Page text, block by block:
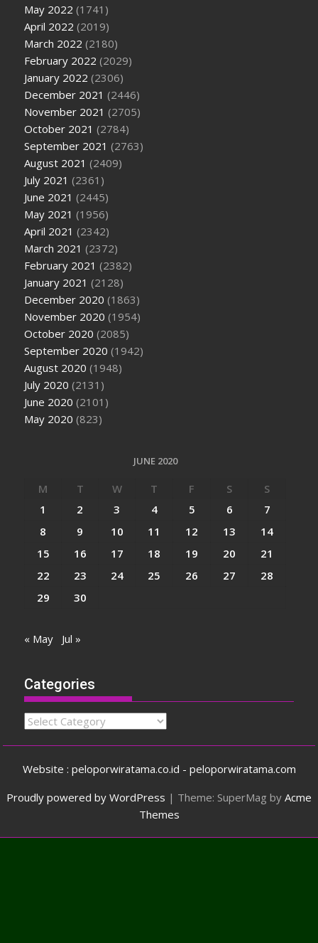
May 2022 (1741)
April 2022 (2019)
March 2022 (2180)
February 2022 (2029)
January 2022 (2306)
December 2021 (2446)
November 2021 (2705)
October 2021 (2784)
September 2021 (2763)
August 2021 (2409)
July 2021 (2361)
June 2021 (2445)
May 2021 (1956)
April 2021 (2342)
March 2021 (2372)
February 2021 (2382)
January 2021 (2128)
December 2020 (1863)
November 2020 (1954)
October 2020 (2085)
September 2020 (1942)
August 2020 (1948)
July 2020 (2131)
June 2020 (2101)
May 2020 (823)
JUNE 2020
M T W T F S
S
1
2 3 4 5 6
7
8
9 10 11 12 13
14
15
16 17 18 19 20
21
22
23 24 25 26 27
28
29
30
« May Jul »
Categories
Categories
Website : peloporwiratama.co.id - peloporwiratama.com
Proudly powered by WordPress | Theme: SuperMag by Acme
Themes